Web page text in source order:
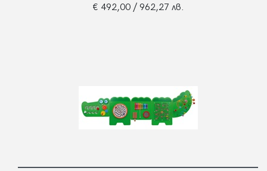
€ 492,00 / 962,27 лв.